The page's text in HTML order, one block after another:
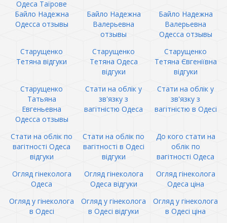
Одеса Таїрове
Байло Надежна
Одесса отзывы
Байло Надежна
Валерьевна
отзывы
Байло Надежна
Валерьевна
Одесса отзывы
Старущенко
Тетяна відгуки
Старущенко
Тетяна Одеса
відгуки
Старущенко
Тетяна Євгеніївна
відгуки
Старущенко
Татьяна
Евгеньевна
Одесса отзывы
Стати на облік у
зв'язку з
вагітністю Одеса
Стати на облік у
зв'язку з
вагітністю в Одесі
Стати на облік по
вагітності Одеса
відгуки
Стати на облік по
вагітності в Одесі
відгуки
До кого стати на
облік по
вагітності Одеса
Огляд гінеколога
Одеса
Огляд гінеколога
Одеса відгуки
Огляд гінеколога
Одеса ціна
Огляд у гінеколога
в Одесі
Огляд у гінеколога
в Одесі відгуки
Огляд у гінеколога
в Одесі ціна